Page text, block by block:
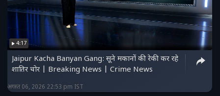
4:17
Jaipur Kacha Banyan Gang: सूने मकानों की रेकी कर रहे
शातिर चोर | Breaking News | Crime News
अगस्त 06, 2026 22:53 pm IST